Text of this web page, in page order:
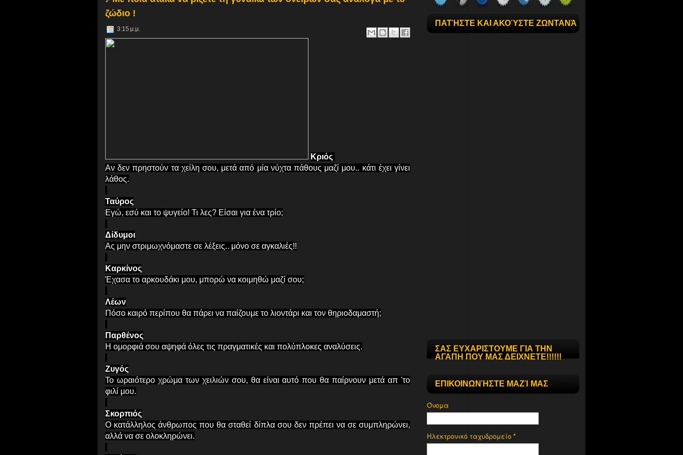
ζώδιο !
3:15 μ.μ.
Κριός
Αν δεν πρηστούν τα χείλη σου, μετά από μία νύχτα πάθους μαζί μου.. κάτι έχει γίνει
λάθος.
Ταύρος
Εγώ, εσύ και το ψυγείο! Τι λες? Είσαι για ένα τρίο;
Δίδυμοι
Ας μην στριμωχνόμαστε σε λέξεις.. μόνο σε αγκαλιές!!
Καρκίνος
Έχασα το αρκουδάκι μου, μπορώ να κοιμηθώ μαζί σου;
Λέων
Πόσο καιρό περίπου θα πάρει να παίζουμε το λιοντάρι και τον θηριοδαμαστή;
Παρθένος
Η ομορφιά σου αψηφά όλες τις πραγματικές και πολύπλοκες αναλύσεις.
Ζυγός
Το ωραιότερο χρώμα των χειλιών σου, θα είναι αυτό που θα παίρνουν μετά απ 'το
φιλί μου.
Σκορπιός
Ο κατάλληλος άνθρωπος που θα σταθεί δίπλα σου δεν πρέπει να σε συμπληρώνει,
αλλά να σε ολοκληρώνει.
ΠΑΤΉΣΤΕ ΚΑΙ ΑΚΟΎΣΤΕ ΖΩΝΤΑΝΆ
ΣΑΣ ΕΥΧΑΡΙΣΤΟΥΜΕ ΓΙΑ ΤΗΝ
ΑΓΑΠΗ ΠΟΥ ΜΑΣ ΔΕΙΧΝΕΤΕ!!!!!!
ΕΠΙΚΟΙΝΩΝΉΣΤΕ ΜΑΖΊ ΜΑΣ
Όνομα
Ηλεκτρονικό ταχυδρομείο *